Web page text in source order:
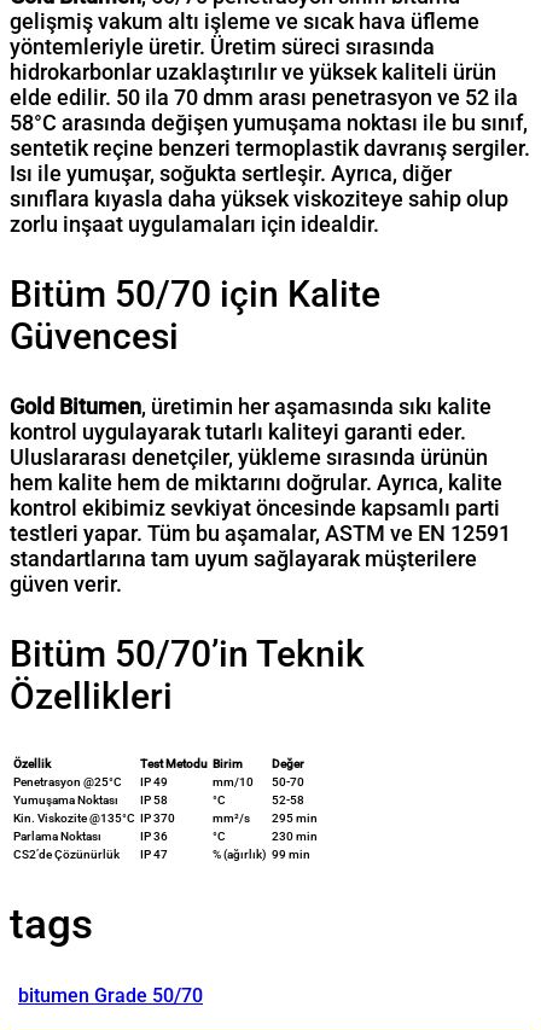
gelişmiş vakum altı işleme ve sıcak hava üfleme
yöntemleriyle üretir. Üretim süreci sırasında
hidrokarbonlar uzaklaştırılır ve yüksek kaliteli ürün
elde edilir. 50 ila 70 dmm arası penetrasyon ve 52 ila
58°C arasında değişen yumuşama noktası ile bu sınıf,
sentetik reçine benzeri termoplastik davranış sergiler.
Isı ile yumuşar, soğukta sertleşir. Ayrıca, diğer
sınıflara kıyasla daha yüksek viskoziteye sahip olup
zorlu inşaat uygulamaları için idealdir.
Bitüm 50/70 için Kalite
Güvencesi
Gold Bitumen, üretimin her aşamasında sıkı kalite
kontrol uygulayarak tutarlı kaliteyi garanti eder.
Uluslararası denetçiler, yükleme sırasında ürünün
hem kalite hem de miktarını doğrular. Ayrıca, kalite
kontrol ekibimiz sevkiyat öncesinde kapsamlı parti
testleri yapar. Tüm bu aşamalar, ASTM ve EN 12591
standartlarına tam uyum sağlayarak müşterilere
güven verir.
Bitüm 50/70’in Teknik
Özellikleri
Özellik Test Metodu Birim
Değer
Penetrasyon @25°C
IP 49 mm/10
50-70
Yumuşama Noktası
IP 58 °C
52-58
Kin. Viskozite @135°C IP 370 mm²/s
295 min
Parlama Noktası
IP 36 °C
230 min
CS2’de Çözünürlük
IP 47 % (ağırlık) 99 min
tags
bitumen Grade 50/70